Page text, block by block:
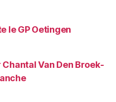
le GP Oetingen
Van Den Broek-